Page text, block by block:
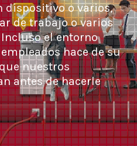
dispositivo o varios,
de trabajo o varios
el entorno
hace de su
nuestros
antes de hacerle